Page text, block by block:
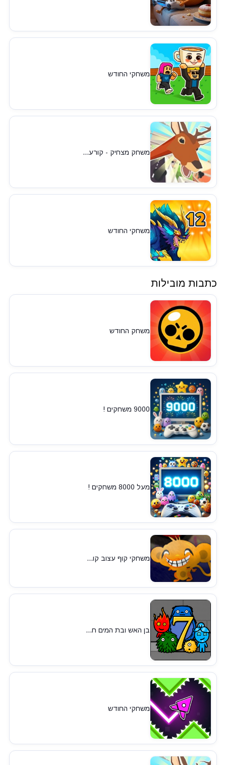
משחקי החודש
משחק מצחיק - קורע...
משחקי החודש
כתבות מובילות
משחק החודש
9000 משחקים !
מעל 8000 משחקים !
משחקי קוף עצוב קו...
בן האש ובת המים ח...
משחקי החודש